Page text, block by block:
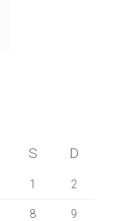
S D
1 2
8 9